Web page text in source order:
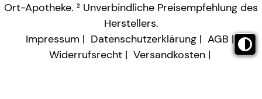
Ort-Apotheke. ² Unverbindliche Preisempfehlung des
Herstellers.
Impressum
Datenschutzerklärung
AGB
Widerrufsrecht
Versandkosten